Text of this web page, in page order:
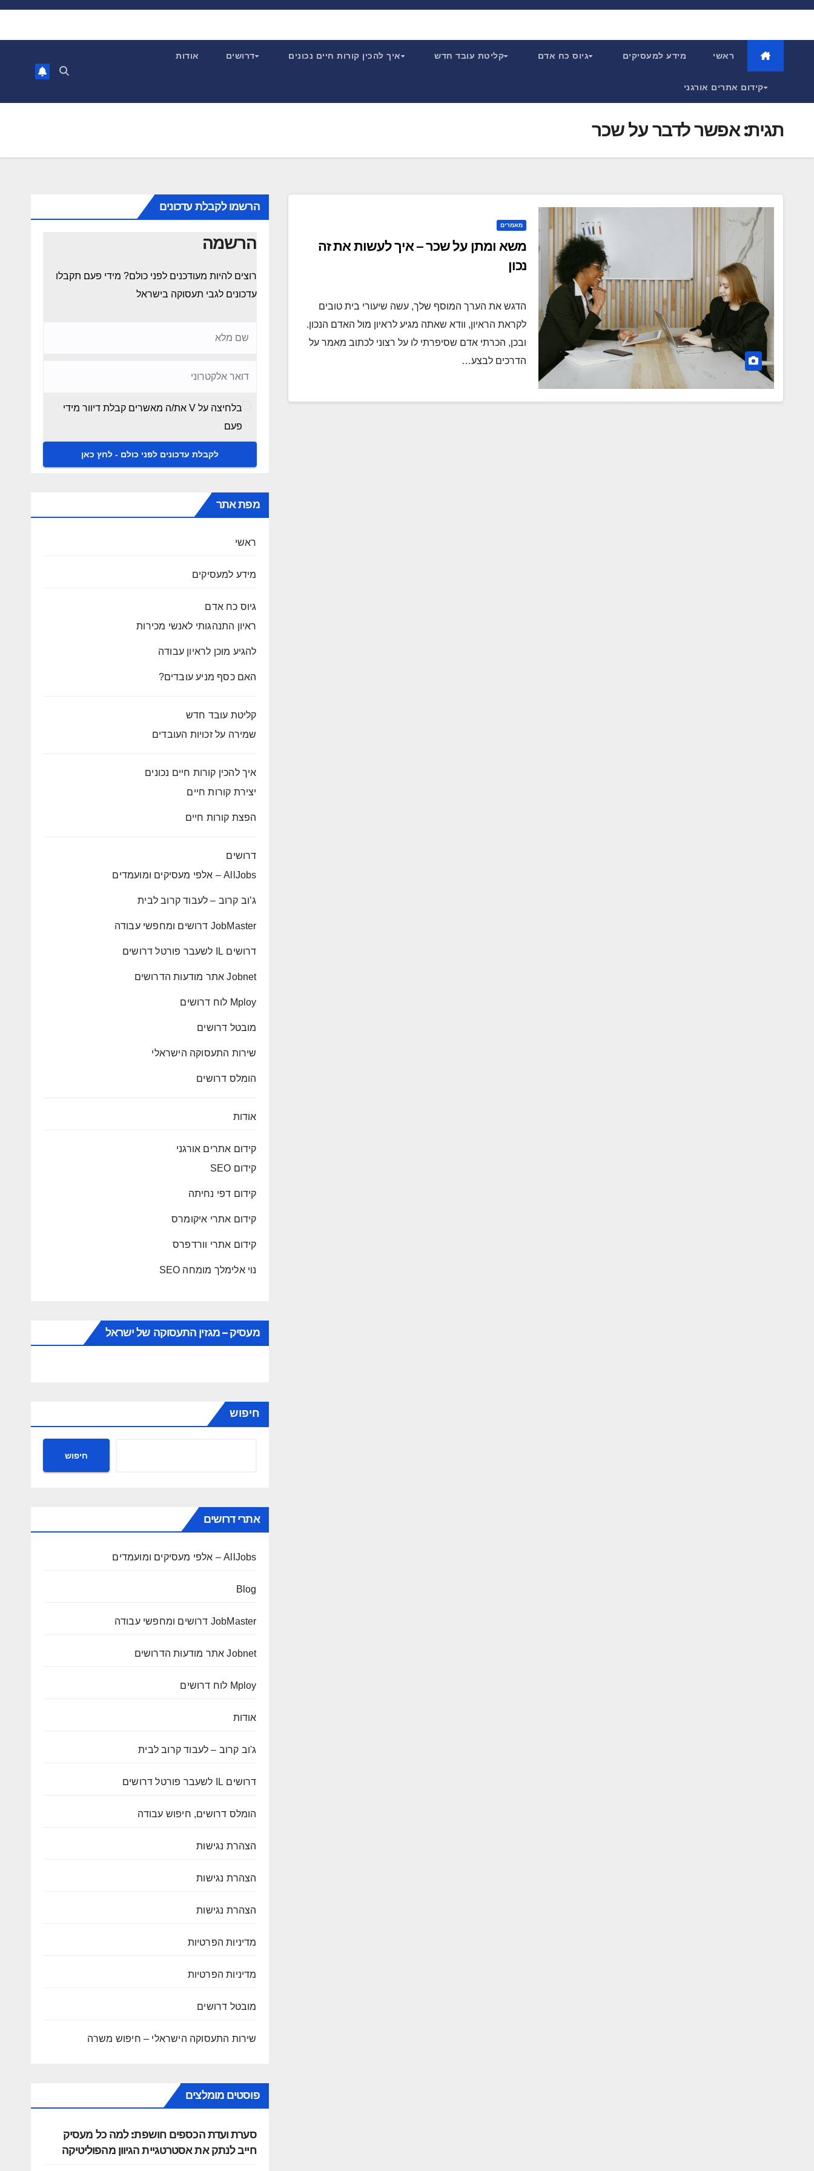
Skip
ראשי מידע למעסיקים גיוס כח אדם קליטת עובד חדש איך להכין קורות חיים נכונים דרושים אודות
קידום אתרים אורגני
תגית:אפשר לדבר על שכר
מאמרים
משא ומתן על שכר – איך לעשות את זה
נכון
הדגש את הערך המוסף שלך, עשה שיעורי בית טובים
לקראת הראיון, וודא שאתה מגיע לראיון מול האדם הנכון.
ובכן, הכרתי אדם שסיפרתי לו על רצוני לכתוב מאמר על
הדרכים לבצע…
הרשמו לקבלת עדכונים
הרשמה
רוצים להיות מעודכנים לפני כולם? מידי פעם תקבלו
עדכונים לגבי תעסוקה בישראל
בלחיצה על V את/ה מאשרים קבלת דיוור מידי
פעם
מפת אתר
ראשי
מידע למעסיקים
גיוס כח אדם
ראיון התנהגותי לאנשי מכירות
להגיע מוכן לראיון עבודה
האם כסף מניע עובדים?
קליטת עובד חדש
שמירה על זכויות העובדים
איך להכין קורות חיים נכונים
יצירת קורות חיים
הפצת קורות חיים
דרושים
AllJobs – אלפי מעסיקים ומועמדים
ג’וב קרוב – לעבוד קרוב לבית
JobMaster דרושים ומחפשי עבודה
דרושים IL לשעבר פורטל דרושים
Jobnet אתר מודעות הדרושים
Mploy לוח דרושים
מובטל דרושים
שירות התעסוקה הישראלי
הומלס דרושים
אודות
קידום אתרים אורגני
קידום SEO
קידום דפי נחיתה
קידום אתרי איקומרס
קידום אתרי וורדפרס
נוי אלימלך מומחה SEO
מעסיק – מגזין התעסוקה של ישראל
חיפוש
חיפוש
אתרי דרושים
AllJobs – אלפי מעסיקים ומועמדים
Blog
JobMaster דרושים ומחפשי עבודה
Jobnet אתר מודעות הדרושים
Mploy לוח דרושים
אודות
ג'וב קרוב – לעבוד קרוב לבית
דרושים IL לשעבר פורטל דרושים
הומלס דרושים, חיפוש עבודה
הצהרת נגישות
הצהרת נגישות
הצהרת נגישות
מדיניות הפרטיות
מדיניות הפרטיות
מובטל דרושים
שירות התעסוקה הישראלי – חיפוש משרה
פוסטים מומלצים
סערת ועדת הכספים חושפת: למה כל מעסיק
חייב לנתק את אסטרטגיית הגיוון מהפוליטיקה